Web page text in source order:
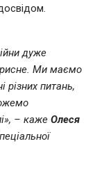
дуже
Ми маємо
різних питань,
– каже Олеся